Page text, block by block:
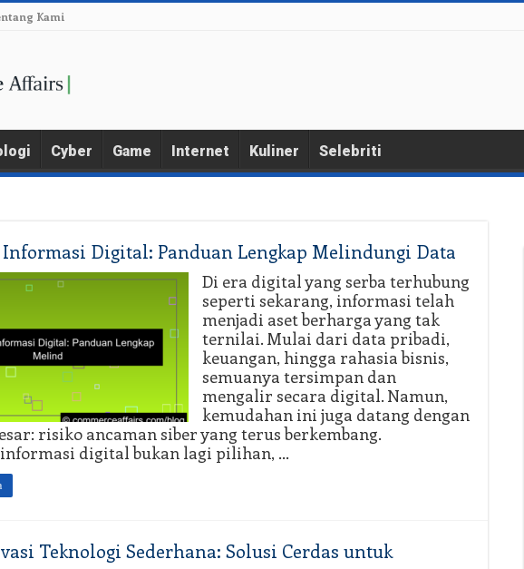
Kami
Cyber Game Internet Kuliner Selebriti
Informasi Digital: Panduan Lengkap Melindungi Data
Di era digital yang serba terhubung
seperti sekarang, informasi telah
menjadi aset berharga yang tak
ternilai. Mulai dari data pribadi,
keuangan, hingga rahasia bisnis,
semuanya tersimpan dan
mengalir secara digital. Namun,
kemudahan ini juga datang dengan
risiko ancaman siber yang terus berkembang.
digital bukan lagi pilihan, …
Teknologi Sederhana: Solusi Cerdas untuk